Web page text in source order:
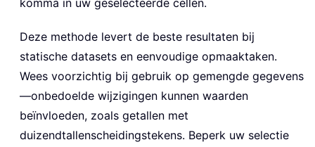
komma in uw geselecteerde cellen.
Deze methode levert de beste resultaten bij
statische datasets en eenvoudige opmaaktaken.
Wees voorzichtig bij gebruik op gemengde gegevens
—onbedoelde wijzigingen kunnen waarden
beïnvloeden, zoals getallen met
duizendtallenscheidingstekens. Beperk uw selectie